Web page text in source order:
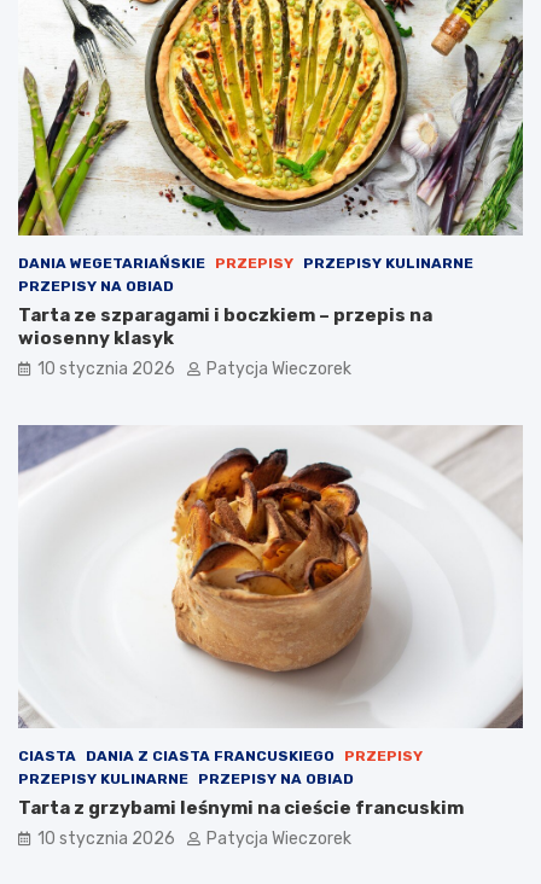
DANIA WEGETARIAŃSKIE PRZEPISY
PRZEPISY KULINARNE
PRZEPISY NA OBIAD
Tarta ze szparagami i boczkiem – przepis na
wiosenny klasyk
10 stycznia 2026 Patycja Wieczorek
CIASTA DANIA Z CIASTA FRANCUSKIEGO
PRZEPISY
PRZEPISY KULINARNE
PRZEPISY NA OBIAD
Tarta z grzybami leśnymi na cieście francuskim
10 stycznia 2026 Patycja Wieczorek